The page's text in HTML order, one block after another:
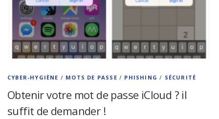
CYBER-HYGIÈNE / MOTS DE PASSE / PHISHING / SÉCURITÉ
Obtenir votre mot de passe iCloud ? il
suffit de demander !